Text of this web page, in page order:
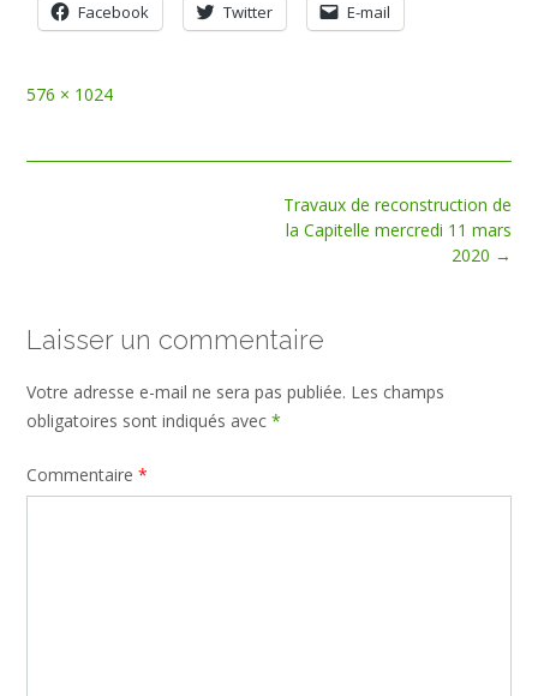
Facebook Twitter E-mail
Full
576 × 1024
Travaux de reconstruction de
la Capitelle mercredi 11 mars
2020 →
Laisser un commentaire
Votre adresse e-mail ne sera pas publiée. Les champs
obligatoires sont indiqués avec *
Commentaire *